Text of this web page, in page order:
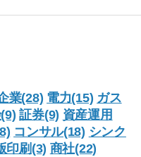
業(28) 電力(15) ガス
証券(9) 資産運用
コンサル(18) シンク
印刷(3) 商社(22)